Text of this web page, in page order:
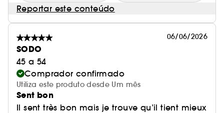
Reportar este conteúdo
06/06/2026
SODO
45 a 54
Comprador confirmado
Utiliza este produto desde Um mês
Sent bon
Il sent très bon mais je trouve qu’il tient mieux